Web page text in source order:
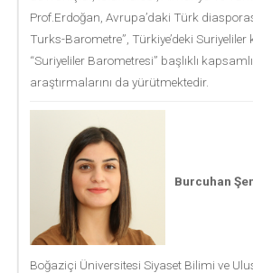
Prof.Erdoğan, Avrupa’daki Türk
Turks-Barometre”, Türkiye’deki
“Suriyeliler Barometresi” başlıklı
araştırmalarını da yürütmektedir.
Burcuhan
Boğaziçi Üniversitesi Siyaset Bilimi ve